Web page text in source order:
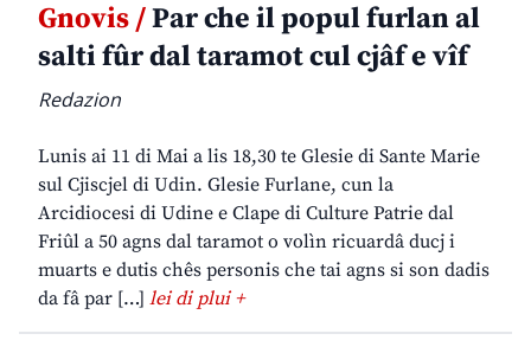
Gnovis /Par che il popul furlan al
salti fûr dal taramot cul cjâf e vîf
Redazion
Lunis ai 11 di Mai a lis 18,30 te Glesie di Sante Marie
sul Cjiscjel di Udin. Glesie Furlane, cun la
Arcidiocesi di Udine e Clape di Culture Patrie dal
Friûl a 50 agns dal taramot o volìn ricuardâ ducj i
muarts e dutis chês personis che tai agns si son dadis
da fâ par […] lei di plui +